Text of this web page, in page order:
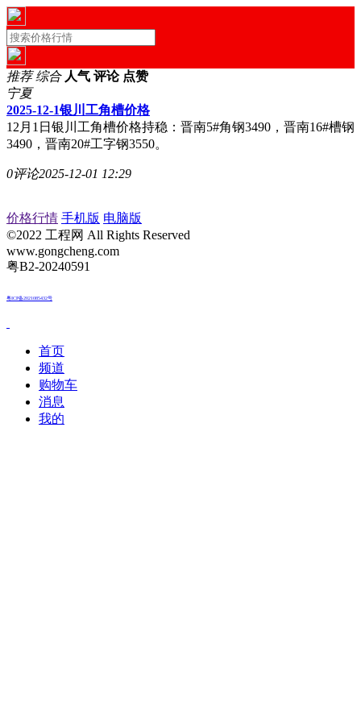
推荐 综合 人气 评论 点赞
宁夏
2025-12-1银川工角槽价格
12月1日银川工角槽价格持稳：晋南5#角钢3490，晋南16#槽钢
3490，晋南20#工字钢3550。
0评论2025-12-01 12:29
价格行情 手机版 电脑版
©2022 工程网 All Rights Reserved
www.gongcheng.com
粤B2-20240591
粤ICP备2021085432号
首页
频道
购物车
消息
我的